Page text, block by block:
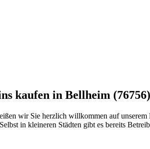
kaufen in Bellheim (76756)
wir Sie herzlich willkommen auf unserem
in kleineren Städten gibt es bereits